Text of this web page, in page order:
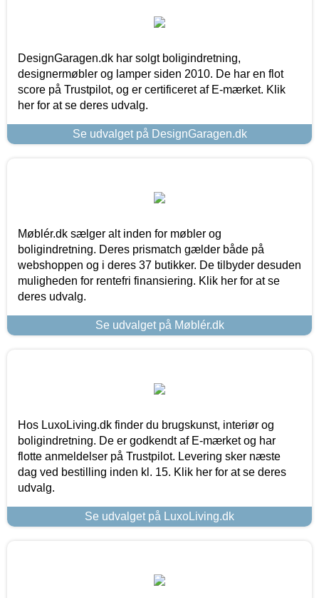
DesignGaragen.dk har solgt boligindretning,
designermøbler og lamper siden 2010. De har en flot
score på Trustpilot, og er certificeret af E-mærket. Klik
her for at se deres udvalg.
Se udvalget på DesignGaragen.dk
Møblér.dk sælger alt inden for møbler og
boligindretning. Deres prismatch gælder både på
webshoppen og i deres 37 butikker. De tilbyder desuden
muligheden for rentefri finansiering. Klik her for at se
deres udvalg.
Se udvalget på Møblér.dk
Hos LuxoLiving.dk finder du brugskunst, interiør og
boligindretning. De er godkendt af E-mærket og har
flotte anmeldelser på Trustpilot. Levering sker næste
dag ved bestilling inden kl. 15. Klik her for at se deres
udvalg.
Se udvalget på LuxoLiving.dk